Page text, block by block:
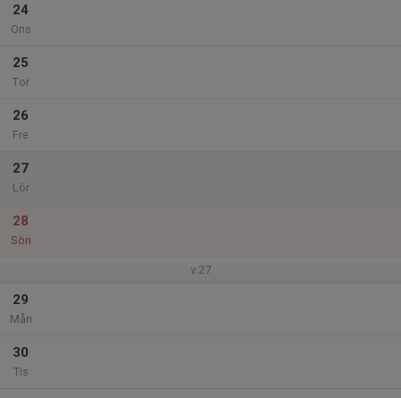
24
Ons
25
Tor
26
Fre
27
Lör
28
Sön
v.27
29
Mån
30
Tis